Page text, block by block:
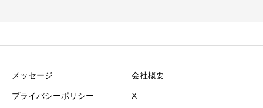
メッセージ 会社概要
プライバシーポリシー X